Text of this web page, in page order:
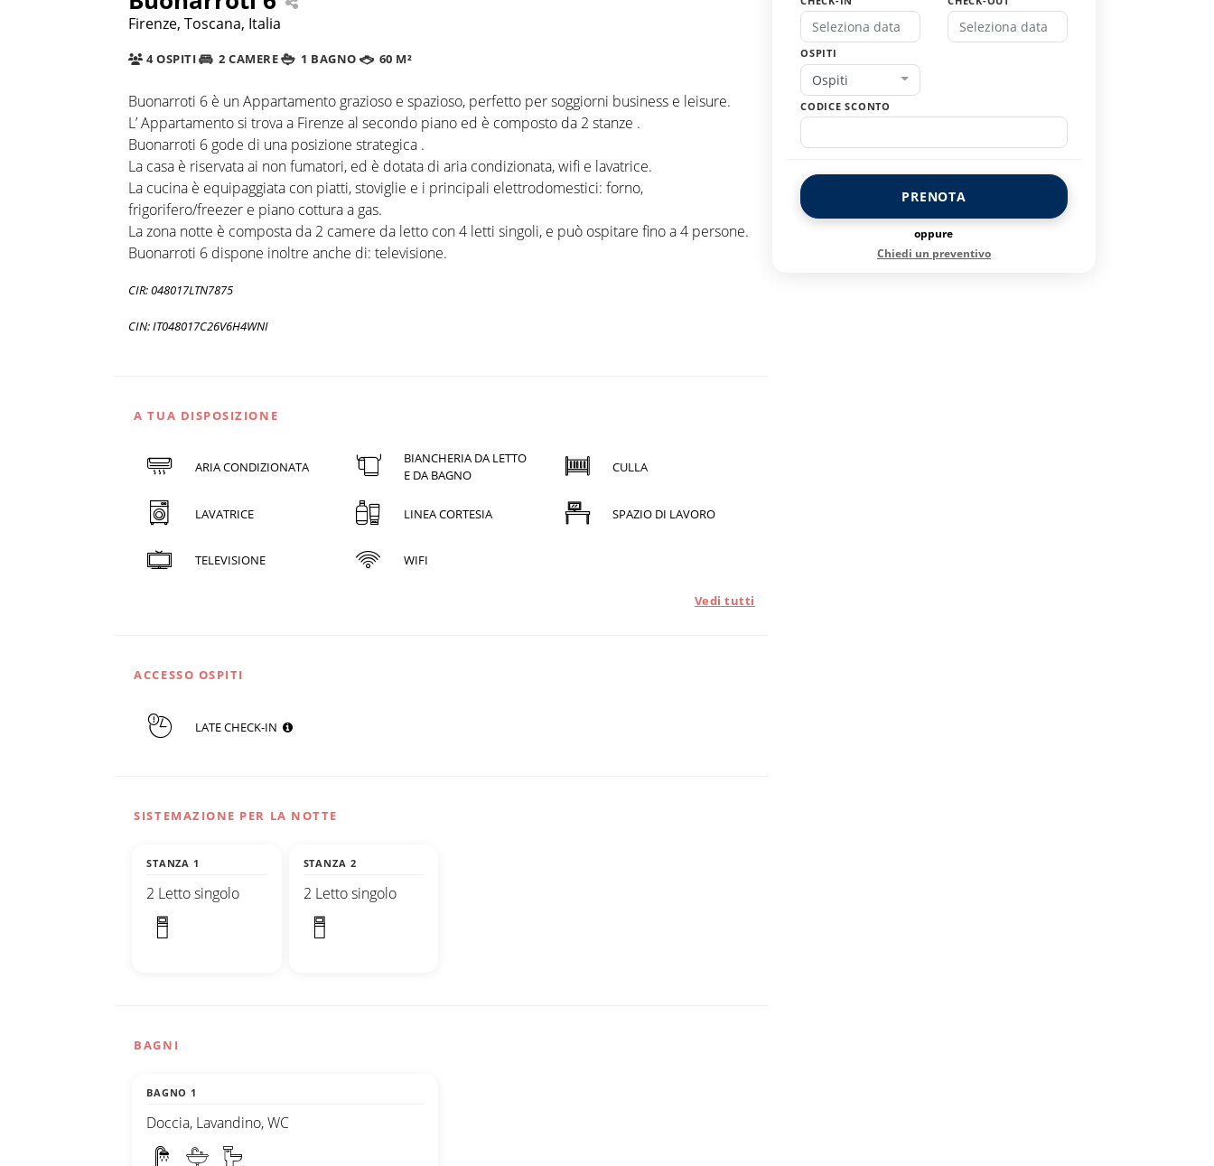
Firenze, Toscana, Italia
4 OSPITI 2 CAMERE 1 BAGNO 60 M²
Buonarroti 6 è un Appartamento grazioso e spazioso, perfetto per soggiorni business e leisure.
L’ Appartamento si trova a Firenze al secondo piano ed è composto da 2 stanze .
Buonarroti 6 gode di una posizione strategica .
La casa è riservata ai non fumatori, ed è dotata di aria condizionata, wifi e lavatrice.
La cucina è equipaggiata con piatti, stoviglie e i principali elettrodomestici: forno,
frigorifero/freezer e piano cottura a gas.
La zona notte è composta da 2 camere da letto con 4 letti singoli, e può ospitare fino a 4 persone.
Buonarroti 6 dispone inoltre anche di: televisione.
CIR: 048017LTN7875
CIN: IT048017C26V6H4WNI
A TUA DISPOSIZIONE
ARIA CONDIZIONATA
BIANCHERIA DA LETTO
E DA BAGNO
CULLA
LAVATRICE LINEA CORTESIA SPAZIO DI LAVORO
TELEVISIONE WIFI
Vedi tutti
ACCESSO OSPITI
LATE CHECK-IN
SISTEMAZIONE PER LA NOTTE
STANZA 1
2 Letto singolo
STANZA 2
2 Letto singolo
BAGNI
BAGNO 1
Doccia, Lavandino, WC
OSPITI
Ospiti
CODICE SCONTO
PRENOTA
oppure
Chiedi un preventivo